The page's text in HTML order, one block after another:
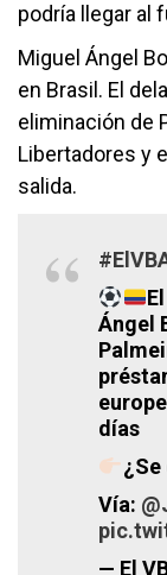
podría llegar al
Miguel Ángel
en Brasil. El
eliminación de
Libertadores y
salida.
Ángel
días
¿Se
Vía:
— El